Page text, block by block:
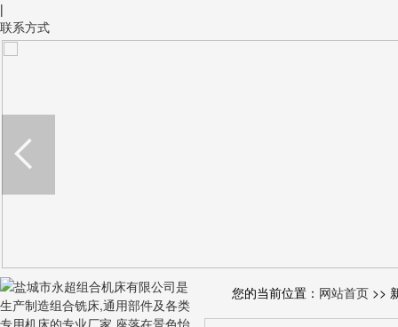
|
联系方式
您的当前位置： 网站首页 >>